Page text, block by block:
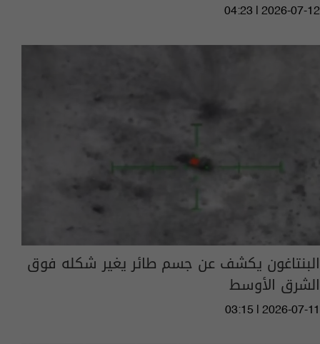
04:23 | 2026-07-12
البنتاغون يكشف عن جسم طائر يغير شكله فوق
الشرق الأوسط
03:15 | 2026-07-11